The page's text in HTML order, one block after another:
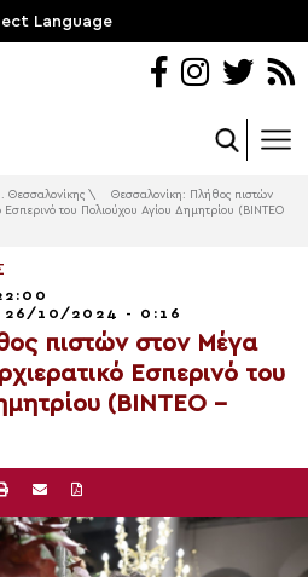
Language
Θεσσαλονίκης \
Θεσσαλονίκη: Πλήθος πιστών
του Πολιούχου Αγίου Δημητρίου (ΒΙΝΤΕΟ
26/10/2024 - 0:16
πιστών στον Μέγα
Εσπερινό του
(ΒΙΝΤΕΟ –